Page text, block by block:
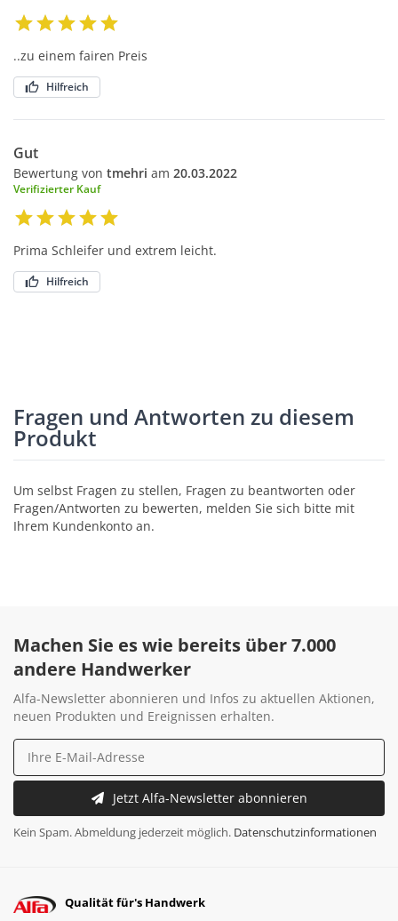
..zu einem fairen Preis
Hilfreich
Gut
Bewertung von tmehri am 20.03.2022
Verifizierter Kauf
Prima Schleifer und extrem leicht.
Hilfreich
Fragen und Antworten zu diesem
Produkt
Um selbst Fragen zu stellen, Fragen zu beantworten oder
Fragen/Antworten zu bewerten, melden Sie sich bitte mit
Ihrem Kundenkonto an.
Machen Sie es wie bereits über 7.000
andere Handwerker
Alfa-Newsletter abonnieren und Infos zu aktuellen Aktionen,
neuen Produkten und Ereignissen erhalten.
Jetzt Alfa-Newsletter abonnieren
Kein Spam. Abmeldung jederzeit möglich. Datenschutzinformationen
Qualität für's Handwerk